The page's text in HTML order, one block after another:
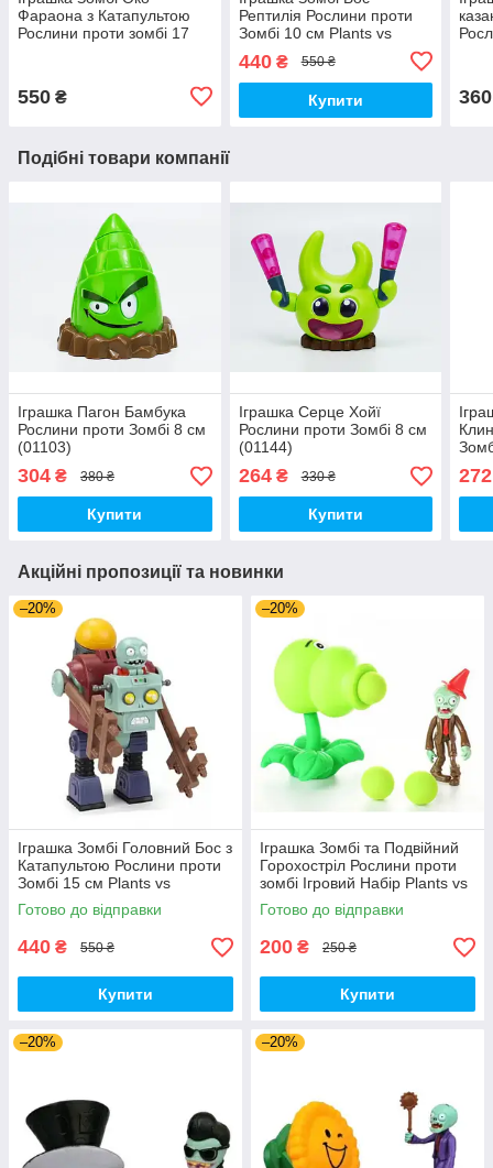
Фараона з Катапультою
Рослини проти зомбі 17
550 ₴
Рептилія Рослини проти
Зомбі 10 см Plants vs
440₴ 550 ₴
Купити 360
Подібні товари компанії
Іграшка Пагон Бамбука
Рослини проти Зомбі 8 см
(01103)
304 ₴ 380 ₴
Купити
Іграшка Серце Хойї
Рослини проти Зомбі 8 см
(01144)
264₴ 330 ₴
Купити
272
Акційні пропозиції та новинки
–20%
Іграшка Зомбі Головний Бос з
Катапультою Рослини проти
Зомбі 15 см Plants vs
Zombies (00140)
Готово до відправки
440 ₴ 550 ₴
Купити
–20%
Іграшка Зомбі та Подвійний
Горохостріл Рослини проти
зомбі Ігровий Набір Plants vs
Zombies (00173)
Готово до відправки
200 ₴ 250 ₴
Купити
–20% –20%